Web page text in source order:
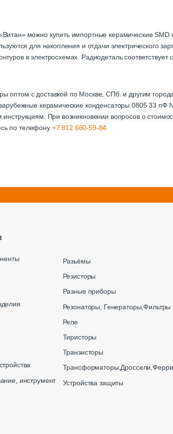
можно купить импортные керамические
для накопления и отдачи электрического
в электросхемах. Радиодеталь соответствует
оптом с доставкой по Москве, СПб. и другим
керамические конденсаторы 0805 33 пФ
При возникновении вопросов о
по телефону +7 812 660-59-84
инструмент
Разьёмы
Резисторы
Разные приборы
Резонаторы, Генераторы,Фильтры
Реле
Тиристоры
Транзисторы
Устройства защиты